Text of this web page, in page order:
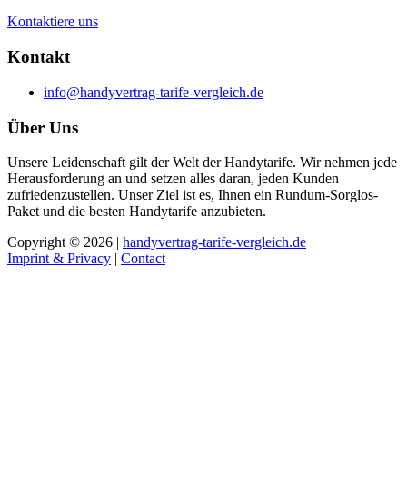
Kontaktiere uns
Kontakt
info@handyvertrag-tarife-vergleich.de
Über Uns
Unsere Leidenschaft gilt der Welt der Handytarife. Wir nehmen jede
Herausforderung an und setzen alles daran, jeden Kunden
zufriedenzustellen. Unser Ziel ist es, Ihnen ein Rundum-Sorglos-
Paket und die besten Handytarife anzubieten.
Copyright © 2026 | handyvertrag-tarife-vergleich.de
Imprint & Privacy | Contact